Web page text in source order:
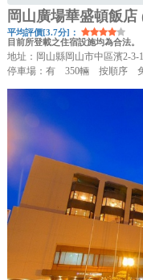
岡山廣場華盛頓飯店
平均評價[3.7分]：
目前所登載之住宿設施均為合法。
地址：岡山縣岡山市中區濱2-3-
停車場：有 350輛 按順序